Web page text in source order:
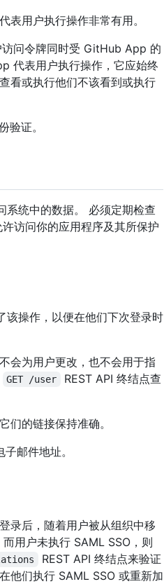
表用户执行操作非常有用。
问令牌同时受 GitHub App 的
代表用户执行操作，它应始终
看或执行他们不该看到或执行
证。
系统中的数据。 必须定期检查
访问你的应用程序及其所保护
该操作，以便在他们下次登录时
会为用户更改，也不会用于指
GET /user
REST API 终结点查
们的链接保持准确。
邮件地址。
录后，随着用户被从组织中移
用户未执行 SAML SSO，则
REST API 终结点来验证
他们执行 SAML SSO 或重新加